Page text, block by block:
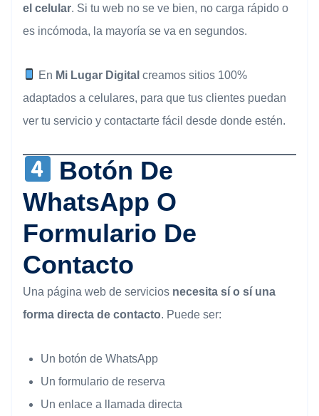
el celular. Si tu web no se ve bien, no carga rápido o
es incómoda, la mayoría se va en segundos.
En Mi Lugar Digital creamos sitios 100%
adaptados a celulares, para que tus clientes puedan
ver tu servicio y contactarte fácil desde donde estén.
Botón De
WhatsApp O
Formulario De
Contacto
Una página web de servicios necesita sí o sí una
forma directa de contacto. Puede ser:
Un botón de WhatsApp
Un formulario de reserva
Un enlace a llamada directa